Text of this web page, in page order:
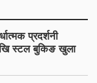
प्रदर्शनी
स्टल बुकिङ खुला